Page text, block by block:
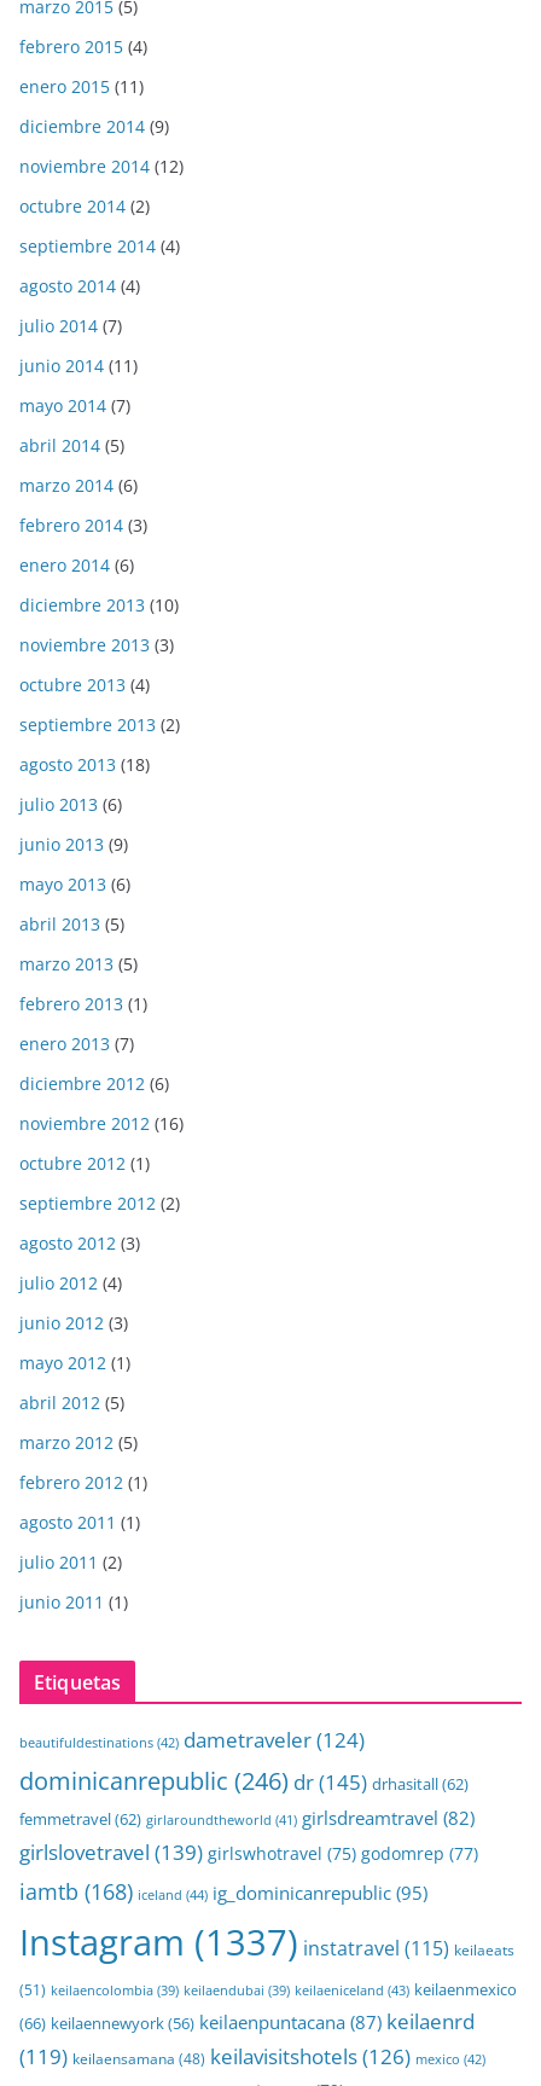
marzo 2015 (5)
febrero 2015 (4)
enero 2015 (11)
diciembre 2014 (9)
noviembre 2014 (12)
octubre 2014 (2)
septiembre 2014 (4)
agosto 2014 (4)
julio 2014 (7)
junio 2014 (11)
mayo 2014 (7)
abril 2014 (5)
marzo 2014 (6)
febrero 2014 (3)
enero 2014 (6)
diciembre 2013 (10)
noviembre 2013 (3)
octubre 2013 (4)
septiembre 2013 (2)
agosto 2013 (18)
julio 2013 (6)
junio 2013 (9)
mayo 2013 (6)
abril 2013 (5)
marzo 2013 (5)
febrero 2013 (1)
enero 2013 (7)
diciembre 2012 (6)
noviembre 2012 (16)
octubre 2012 (1)
septiembre 2012 (2)
agosto 2012 (3)
julio 2012 (4)
junio 2012 (3)
mayo 2012 (1)
abril 2012 (5)
marzo 2012 (5)
febrero 2012 (1)
agosto 2011 (1)
julio 2011 (2)
junio 2011 (1)
Etiquetas
beautifuldestinations (42) dametraveler(124)
dominicanrepublic (246) dr(145) drhasitall(62)
femmetravel(62) girlaroundtheworld (41) girlsdreamtravel (82)
girlslovetravel (139) girlswhotravel (75) godomrep (77)
iamtb (168) iceland (44) ig_dominicanrepublic (95)
Instagram (1337) instatravel (115) keilaeats
(51) keilaencolombia (39) keilaendubai (39) keilaeniceland (43) keilaenmexico
(66) keilaennewyork(56) keilaenpuntacana (87) keilaenrd
(119) keilaensamana (48) keilavisitshotels(126) mexico (42)